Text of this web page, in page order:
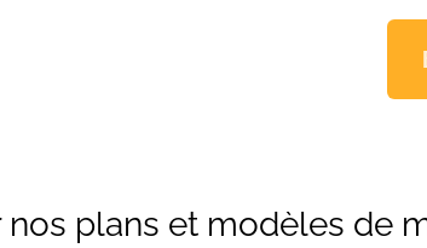
nos plans et modèles de